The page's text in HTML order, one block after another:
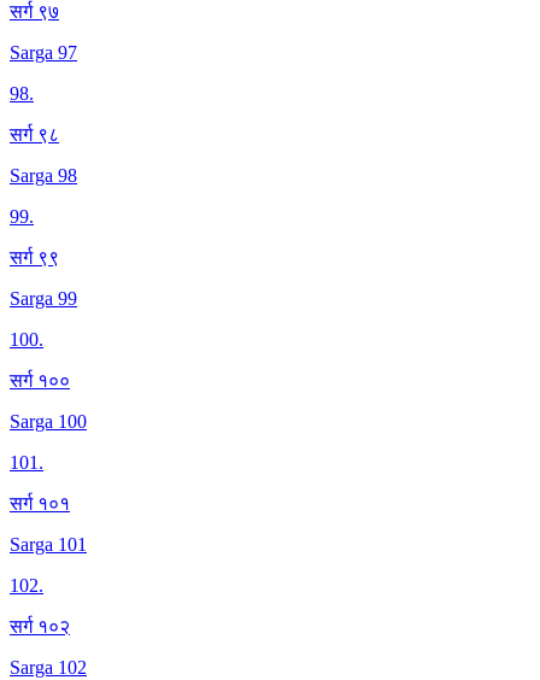
सर्ग ९७
Sarga 97
98.
सर्ग ९८
Sarga 98
99.
सर्ग ९९
Sarga 99
100.
सर्ग १००
Sarga 100
101.
सर्ग १०१
Sarga 101
102.
सर्ग १०२
Sarga 102